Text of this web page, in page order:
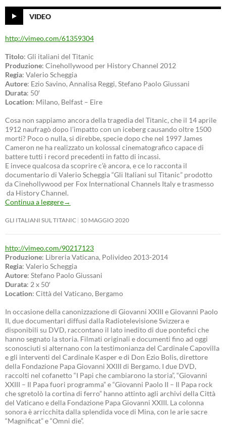
VIDEO
http://vimeo.com/61359304
Titolo: Gli italiani del Titanic
Produzione: Cinehollywood per History Channel 2012
Regia: Valerio Scheggia
Autore: Ezio Savino, Annalisa Reggi, Stefano Paolo Giussani
Durata: 50′
Location: Milano, Belfast – Eire
Cosa non sappiamo ancora della tragedia del Titanic, che il 14 aprile
1912 naufragò dopo l’impatto con un iceberg causando oltre 1500
morti? Poco o nulla, si direbbe, specie dopo che nel 1997 James
Cameron ne ha realizzato un kolossal cinematografico capace di
battere tutti i record precedenti in fatto di incassi.
E invece qualcosa da scoprire c’è ancora, e ce lo racconta il
documentario di Valerio Scheggia “Gli Italiani sul Titanic” prodotto
da Cinehollywood per Fox International Channels Italy e trasmesso
da History Channel.
Continua a leggere→
GLI ITALIANI SUL TITANIC 10 MAGGIO 2020
http://vimeo.com/90217123
Produzione: Libreria Vaticana, Polivideo 2013-2014
Regia: Valerio Scheggia
Autore: Stefano Paolo Giussani
Durata: 2 x 50′
Location: Città del Vaticano, Bergamo
In occasione della canonizzazione di Giovanni XXIII e Giovanni Paolo
II, due documentari diffusi dalla Radiotelevisione Svizzera e
disponibili su DVD, raccontano il lato inedito di due pontefici che
hanno segnato la storia. Filmati originali e documenti fino ad oggi
sconosciuti si alternano con la testimonianza del Cardinale Capovilla
e gli interventi del Cardinale Kasper e di Don Ezio Bolis, direttore
della Fondazione Papa Giovanni XXIII di Bergamo. I due DVD,
raccolti nel cofanetto “I Papi che cambiarono la storia”, “Giovanni
XXIII – Il Papa fuori programma” e “Giovanni Paolo II – Il Papa rock
che sgretolò la cortina di ferro” hanno attinto agli archivi della Città
del Vaticano e della Fondazione Papa Giovanni XXIII. La colonna
sonora è arricchita dalla splendida voce di Mina, con le arie sacre
“Magnificat” e “Omni die”.